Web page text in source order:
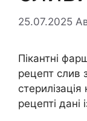
25.07.2025
Пікантні
рецепт слив
стерилізація
рецепті дані